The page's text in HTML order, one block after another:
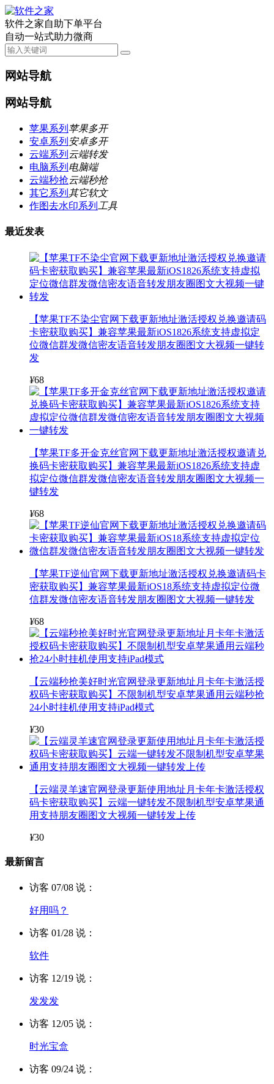
软件之家自助下单平台
自动一站式助力微商
网站导航
网站导航
苹果系列 苹果多开
安卓系列 安卓多开
云端系列 云端转发
电脑系列 电脑端
云端秒抢云端秒抢
其它系列 其它软文
作图去水印系列 工具
最近发表
【苹果TF不染尘官网下载更新地址激活授权兑换邀请码
卡密获取购买】兼容苹果最新iOS1826系统支持虚拟定
位微信群发微信密友语音转发朋友圈图文大视频一键转
发
¥68
【苹果TF多开金克丝官网下载更新地址激活授权邀请兑
换码卡密获取购买】兼容苹果最新iOS1826系统支持虚
拟定位微信群发微信密友语音转发朋友圈图文大视频一
键转发
¥68
【苹果TF逆仙官网下载更新地址激活授权兑换邀请码卡
密获取购买】兼容苹果最新iOS18系统支持虚拟定位微
信群发微信密友语音转发朋友圈图文大视频一键转发
¥68
【云端秒抢美好时光官网登录更新地址月卡年卡激活授
权码卡密获取购买】不限制机型安卓苹果通用云端秒抢
24小时挂机使用支持iPad模式
¥30
【云端灵羊速官网登录更新使用地址月卡年卡激活授权
码卡密获取购买】云端一键转发不限制机型安卓苹果通
用支持朋友圈图文大视频一键转发上传
¥30
最新留言
访客 07/08 说：
好用吗？
访客 01/28 说：
软件
访客 12/19 说：
发发发
访客 12/05 说：
时光宝盒
访客 09/24 说：